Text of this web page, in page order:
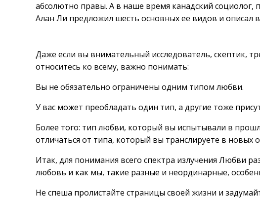
абсолютно правы. А в наше время канадский
Алан Ли предложил шесть основных ее видов и описал
Даже если вы внимательный исследователь, скептик,
относитесь ко всему, важно понимать:
Вы не обязательно ограничены одним типом любви.
У вас может преобладать один тип, а другие тоже
Более того: тип любви, который вы испытывали в
отличаться от типа, который вы транслируете в новых
Итак, для понимания всего спектра излучения Любви
любовь и как мы, такие разные и неординарные,
Не спеша пролистайте страницы своей жизни и